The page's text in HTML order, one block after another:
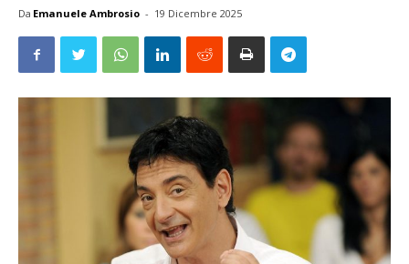
Da Emanuele Ambrosio - 19 Dicembre 2025